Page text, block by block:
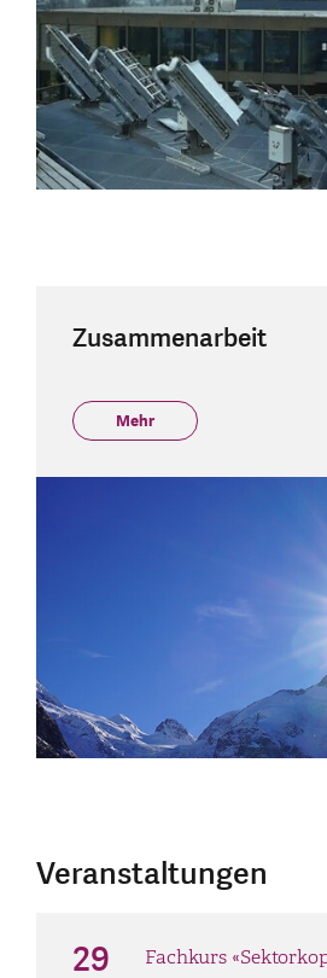
Zusammenarbeit
Mehr
Veranstaltungen
29
Fachkurs